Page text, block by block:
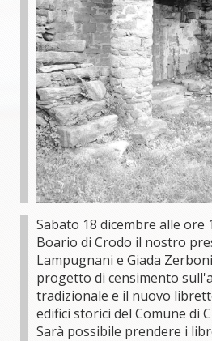
Sabato 18 dicembre alle ore
Boario di Crodo il nostro
Lampugnani e Giada
progetto di censimento
tradizionale e il nuovo
edifici storici del Comune di
Sarà possibile prendere i